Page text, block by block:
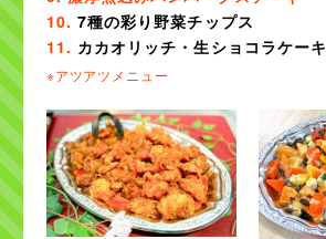
7種の彩り野菜チップス
カカオリッチ・生ショコラケーキ
※アツアツメニュー